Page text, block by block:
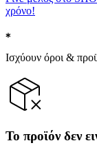
χρόνο!
Ισχύουν όροι &
Το προϊόν δεν